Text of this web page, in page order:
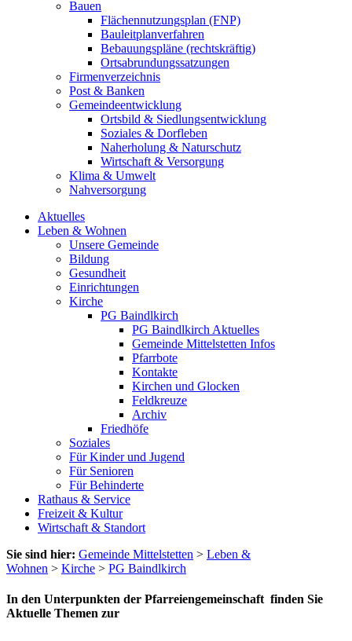
Bauen
Flächennutzungsplan (FNP)
Bauleitplanverfahren
Bebauungspläne (rechtskräftig)
Ortsabrundungssatzungen
Firmenverzeichnis
Post & Banken
Gemeindeentwicklung
Ortsbild & Siedlungsentwicklung
Soziales & Dorfleben
Naherholung & Naturschutz
Wirtschaft & Versorgung
Klima & Umwelt
Nahversorgung
Aktuelles
Leben & Wohnen
Unsere Gemeinde
Bildung
Gesundheit
Einrichtungen
Kirche
PG Baindlkirch
PG Baindlkirch Aktuelles
Gemeinde Mittelstetten Infos
Pfarrbote
Kontakte
Kirchen und Glocken
Feldkreuze
Archiv
Friedhöfe
Soziales
Für Kinder und Jugend
Für Senioren
Für Behinderte
Rathaus & Service
Freizeit & Kultur
Wirtschaft & Standort
Sie sind hier: Gemeinde Mittelstetten > Leben &
Wohnen > Kirche > PG Baindlkirch
In den Unterpunkten der Pfarreiengemeinschaft finden Sie
Aktuelle Themen zur